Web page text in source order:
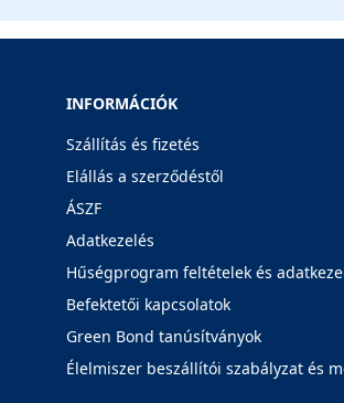
INFORMÁCIÓK
Szállítás és fizetés
Elállás a szerződéstől
ÁSZF
Adatkezelés
Hűségprogram feltételek és
Befektetői kapcsolatok
Green Bond tanúsítványok
Élelmiszer beszállítói szabályzat és